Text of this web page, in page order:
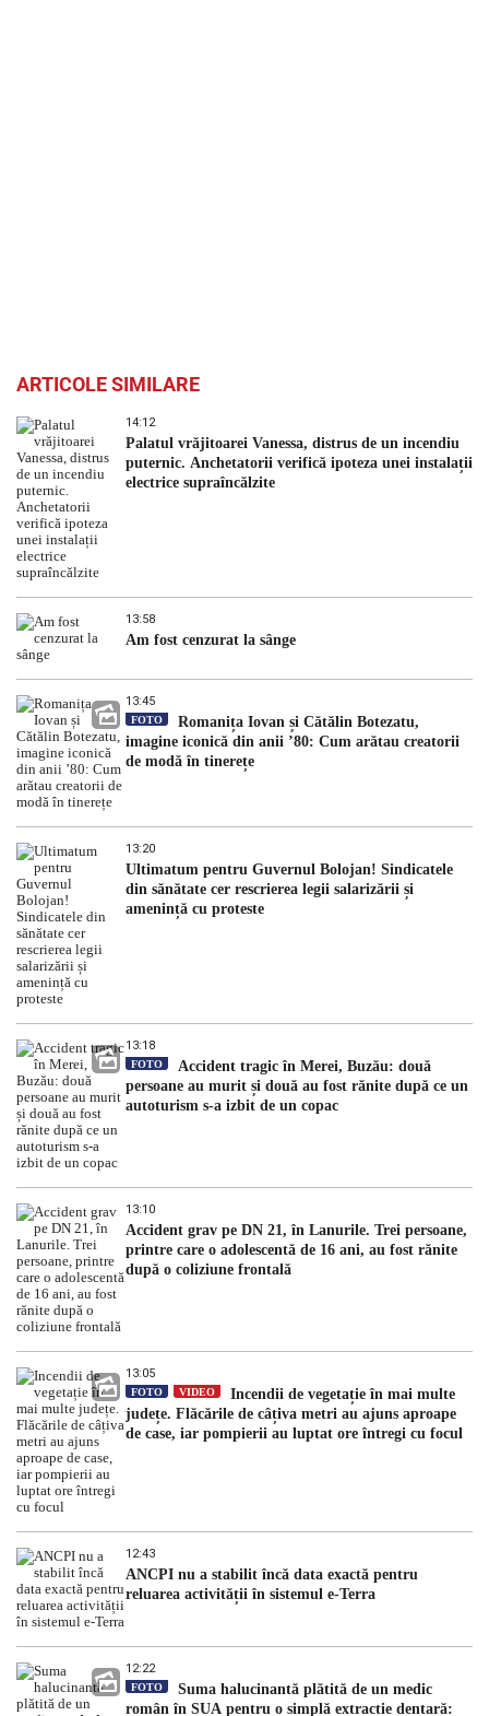
ARTICOLE SIMILARE
14:12
Palatul vrăjitoarei Vanessa, distrus de un incendiu
puternic. Anchetatorii verifică ipoteza unei instalații
electrice supraîncălzite
13:58
Am fost cenzurat la sânge
13:45
FOTO
Romanița Iovan și Cătălin Botezatu,
imagine iconică din anii ’80: Cum arătau creatorii
de modă în tinerețe
13:20
Ultimatum pentru Guvernul Bolojan! Sindicatele
din sănătate cer rescrierea legii salarizării și
amenință cu proteste
13:18
FOTO
Accident tragic în Merei, Buzău: două
persoane au murit și două au fost rănite după ce un
autoturism s-a izbit de un copac
13:10
Accident grav pe DN 21, în Lanurile. Trei persoane,
printre care o adolescentă de 16 ani, au fost rănite
după o coliziune frontală
13:05
FOTO VIDEO
Incendii de vegetație în mai multe
județe. Flăcările de câțiva metri au ajuns aproape
de case, iar pompierii au luptat ore întregi cu focul
12:43
ANCPI nu a stabilit încă data exactă pentru
reluarea activității în sistemul e-Terra
12:22
FOTO
Suma halucinantă plătită de un medic
român în SUA pentru o simplă extracție dentară: